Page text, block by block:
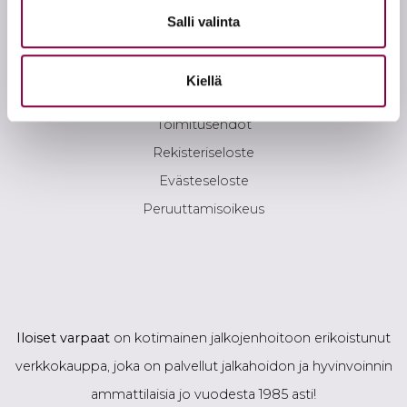
Salli valinta
Kiellä
Tietoa tilaajalle
Toimitusehdot
Rekisteriseloste
Evästeseloste
Peruuttamisoikeus
Iloiset varpaat on kotimainen jalkojenhoitoon erikoistunut
verkkokauppa, joka on palvellut jalkahoidon ja hyvinvoinnin
ammattilaisia jo vuodesta 1985 asti!